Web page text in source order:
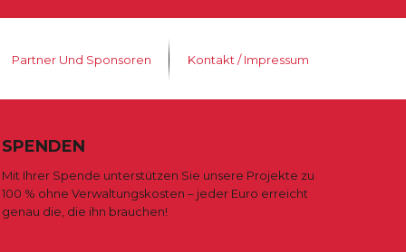
Partner Und Sponsoren Kontakt / Impressum
SPENDEN
Mit Ihrer Spende unterstützen Sie unsere Projekte zu
100 % ohne Verwaltungskosten – jeder Euro erreicht
genau die, die ihn brauchen!